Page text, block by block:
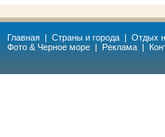
Главная | Страны и города | Отдых
Фото & Черное море | Реклама |